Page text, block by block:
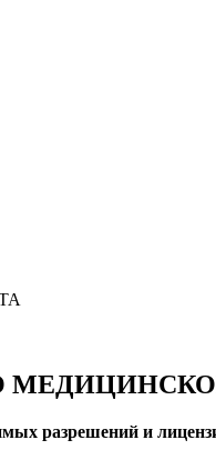
разрешений и